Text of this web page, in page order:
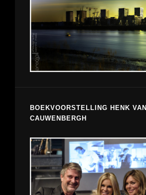
BOEKVOORSTELLING HENK VAN
CAUWENBERGH